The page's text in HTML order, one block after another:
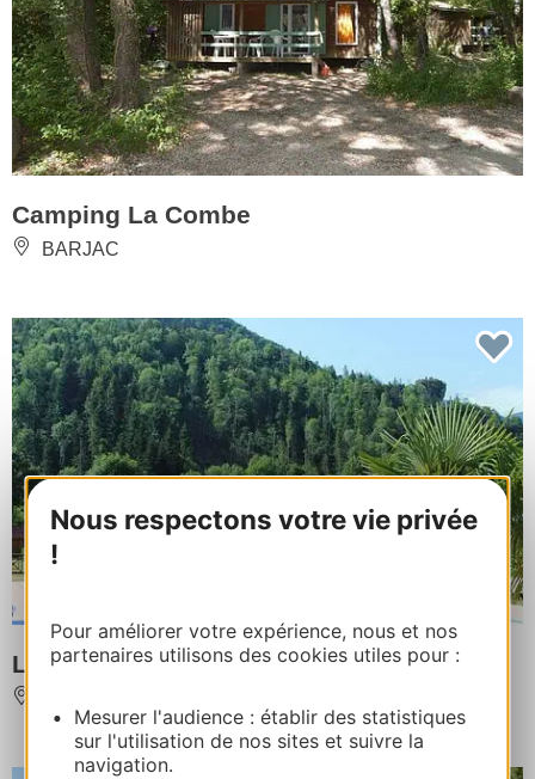
Nous respectons votre vie privée
!
Pour améliorer votre expérience, nous et nos
partenaires utilisons des cookies utiles pour :
Mesurer l'audience : établir des statistiques
sur l'utilisation de nos sites et suivre la
navigation.
Camping La Combe
BARJAC
La Taillade de Montségur